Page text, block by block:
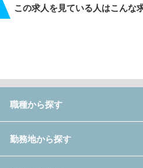
この求人を見ている人はこんな
職種から探す
勤務地から探す